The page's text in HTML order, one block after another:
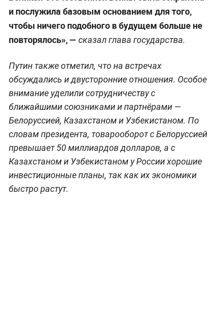
и послужила базовым основанием для того,
чтобы ничего подобного в будущем больше не
повторялось», — сказал глава государства.
Путин также отметил, что на встречах
обсуждались и двусторонние отношения. Особое
внимание уделили сотрудничеству с
ближайшими союзниками и партнёрами —
Белоруссией, Казахстаном и Узбекистаном. По
словам президента, товарооборот с Белоруссией
превышает 50 миллиардов долларов, а с
Казахстаном и Узбекистаном у России хорошие
инвестиционные планы, так как их экономики
быстро растут.